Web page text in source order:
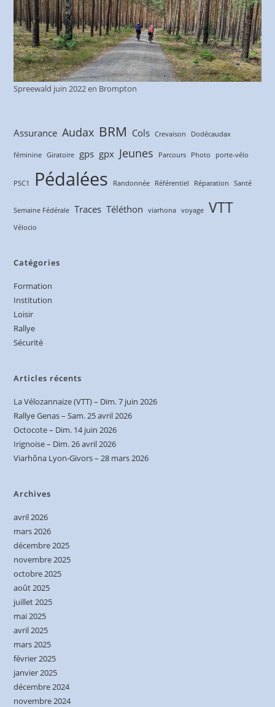
Spreewald juin 2022 en Brompton
Assurance Audax BRM Cols Crevaison Dodécaudax
féminine Giratoire gps gpx Jeunes Parcours Photo porte-vélo
PSC1 Pédalées Randonnée Référentiel Réparation Santé
Semaine Fédérale Traces Téléthon viarhona voyage VTT
Vélocio
Catégories
Formation
Institution
Loisir
Rallye
Sécurité
Articles récents
La Vélozannaize (VTT) – Dim. 7 juin 2026
Rallye Genas – Sam. 25 avril 2026
Octocote – Dim. 14 juin 2026
Irignoise – Dim. 26 avril 2026
Viarhôna Lyon-Givors – 28 mars 2026
Archives
avril 2026
mars 2026
décembre 2025
novembre 2025
octobre 2025
août 2025
juillet 2025
mai 2025
avril 2025
mars 2025
février 2025
janvier 2025
décembre 2024
novembre 2024